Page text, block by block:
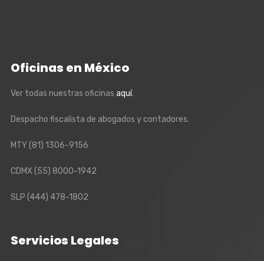
Oficinas en México
Ver todas nuestras oficinas aquí.
Despacho fiscalista de abogados y contadores.
MTY(81) 1306-9156
CDMX(55) 8000-1942
SLP (444) 478-1802
Servicios Legales